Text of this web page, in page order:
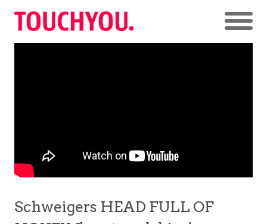
Schweigers HEAD FULL OF